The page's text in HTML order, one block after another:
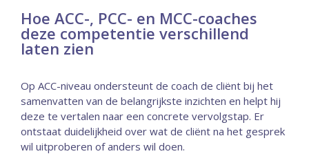
Hoe ACC-, PCC- en MCC-coaches
deze competentie verschillend
laten zien
Op ACC-niveau ondersteunt de coach de cliënt bij het
samenvatten van de belangrijkste inzichten en helpt hij
deze te vertalen naar een concrete vervolgstap. Er
ontstaat duidelijkheid over wat de cliënt na het gesprek
wil uitproberen of anders wil doen.